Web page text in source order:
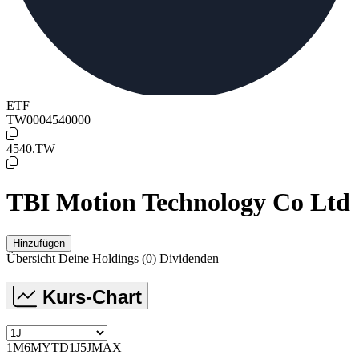
ETF
TW0004540000
4540.TW
TBI Motion Technology Co Ltd
Hinzufügen
Übersicht Deine Holdings (0) Dividenden
Kurs-Chart
1M6MYTD1J5JMAX